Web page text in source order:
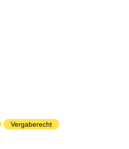
Vergaberecht